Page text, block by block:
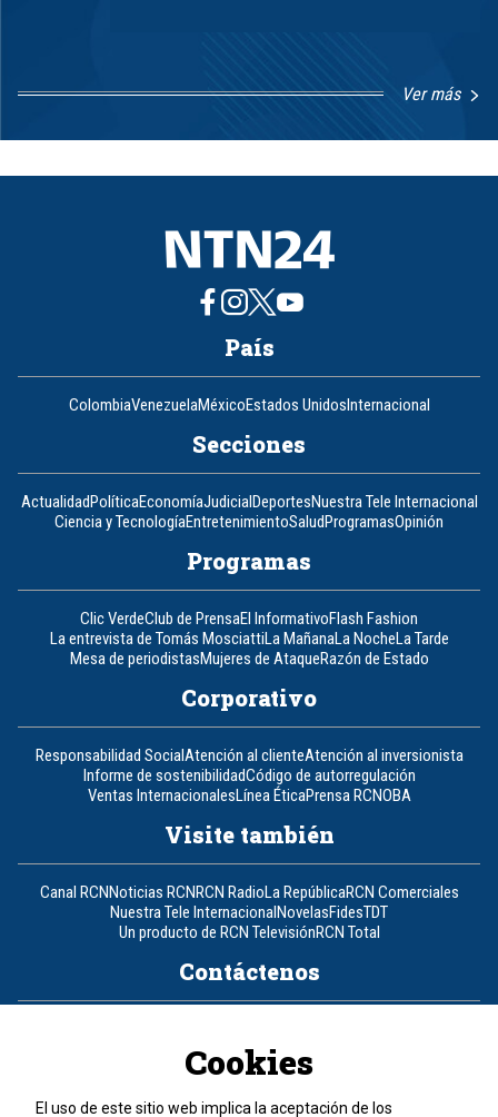
Ver más
8
País
ColombiaVenezuelaMéxicoEstados UnidosInternacional
Secciones
ActualidadPolíticaEconomíaJudicialDeportesNuestra Tele Internacional
Ciencia y TecnologíaEntretenimientoSaludProgramasOpinión
Programas
Clic VerdeClub de PrensaEl InformativoFlash Fashion
La entrevista de Tomás MosciattiLa MañanaLa NocheLa Tarde
Mesa de periodistasMujeres de AtaqueRazón de Estado
Corporativo
Responsabilidad SocialAtención al clienteAtención al inversionista
Informe de sostenibilidadCódigo de autorregulación
Ventas InternacionalesLínea ÉticaPrensa RCNOBA
Visite también
Canal RCNNoticias RCNRCN RadioLa RepúblicaRCN Comerciales
Nuestra Tele InternacionalNovelasFidesTDT
Un producto de RCN TelevisiónRCN Total
Contáctenos
Política de cookies
Cookies
El uso de este sitio web implica la aceptación de los